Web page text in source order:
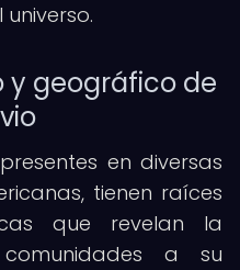
y geográfico de
en diversas
tienen raíces
que revelan la
a su